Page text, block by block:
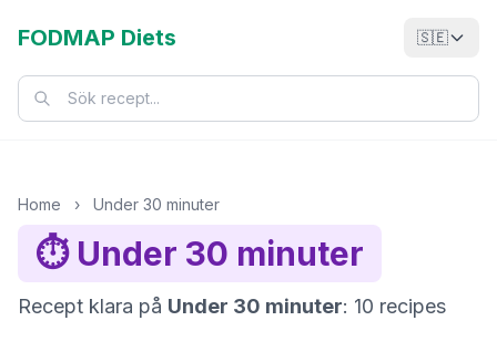
FODMAP Diets 🇸🇪
Home › Under 30 minuter
⏱️ Under 30 minuter
Recept klara på Under 30 minuter: 10 recipes